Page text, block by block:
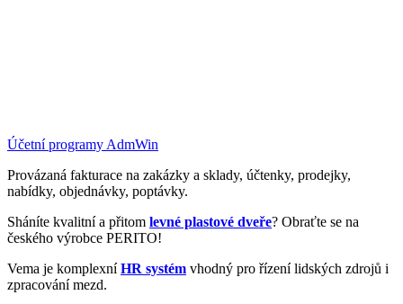
Účetní programy AdmWin
Provázaná fakturace na zakázky a sklady, účtenky, prodejky,
nabídky, objednávky, poptávky.
Sháníte kvalitní a přitom levné plastové dveře? Obraťte se na
českého výrobce PERITO!
Vema je komplexníHR systém vhodný pro řízení lidských zdrojů i
zpracování mezd.